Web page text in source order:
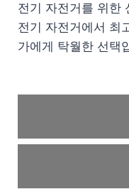
전기 자전거를 위한
전기 자전거에서 최
가에게 탁월한 선택